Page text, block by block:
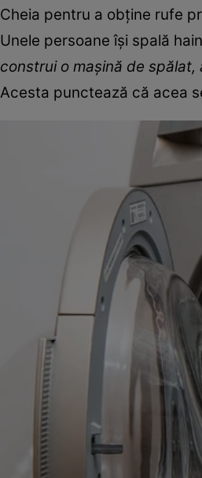
Cheia pentru a obține rufe
Unele persoane își spală
construi o mașină de
Acesta punctează că acea